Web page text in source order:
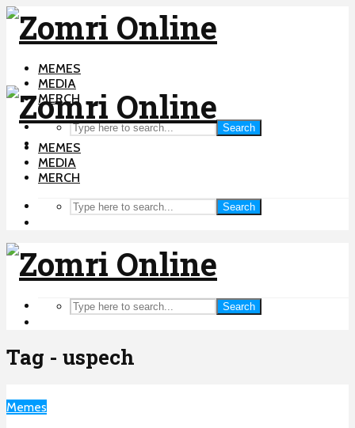
MEMES
MEDIA
MERCH
Search
MEMES
MEDIA
MERCH
Search
Search
Tag - uspech
Memes